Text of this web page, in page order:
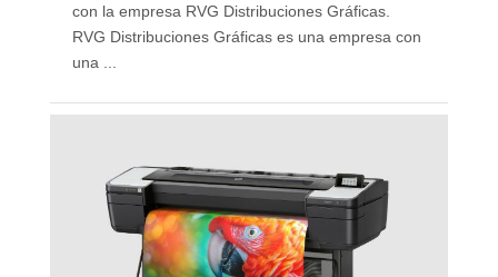
con la empresa RVG Distribuciones Gráficas.
RVG Distribuciones Gráficas es una empresa con
una ...